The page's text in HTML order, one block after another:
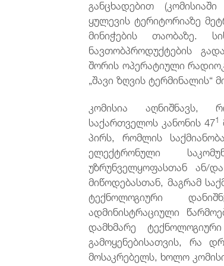
განცხადებით
ყულევის ტერიტორიაზე
მინიჭების თაობაზე.
ნავთობპროდუქტების
შორის ოპერატიული
„შავი ზღვის
კომისია აღნიშნავს,
საქართველოს კანონის 471
პირს, რომლის
ელექტრონული
უზრუნველყოფასთან ან/
მიწოდებასთან, მაგრამ
ტექნოლოგიური
ადმინისტრაციული
დამხმარე
გამოყენებისათვის, რა
მოსაკრებელს, ხოლო